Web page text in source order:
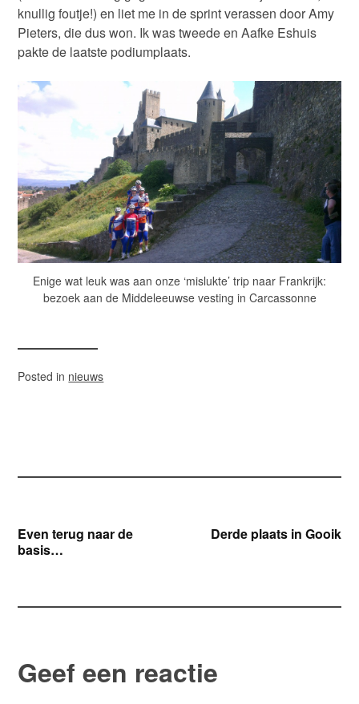
knullig foutje!) en liet me in de sprint verassen door Amy
Pieters, die dus won. Ik was tweede en Aafke Eshuis
pakte de laatste podiumplaats.
Enige wat leuk was aan onze ‘mislukte’ trip naar Frankrijk:
bezoek aan de Middeleeuwse vesting in Carcassonne
Posted in nieuws
Bericht
navigatie
Even terug naar de
basis…
Derde plaats in Gooik
Geef een reactie